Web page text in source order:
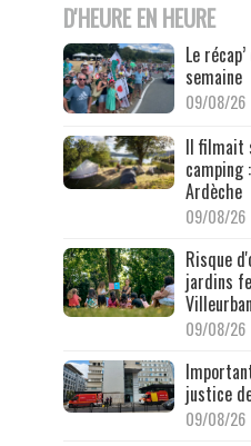
D'HEURE EN HEURE
Le
semaine
09/08/26
Il filmait
camping
Ardèche
09/08/26
Risque
jardins
09/08/26
justice
09/08/26